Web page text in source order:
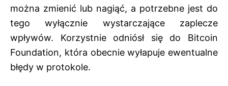
można zmienić lub nagiąć, a potrzebne jest do
tego wyłącznie wystarczające zaplecze
wpływów. Korzystnie odniósł się do Bitcoin
Foundation, która obecnie wyłapuje ewentualne
błędy w protokole.